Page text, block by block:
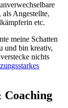
Angestellte,
etc.
meine Schatten
und bin kreativ,
nichts
Coaching